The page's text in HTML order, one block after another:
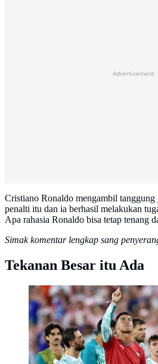
Advertisement
Cristiano Ronaldo mengambil
penalti itu dan ia berhasil melakukan
Apa rahasia Ronaldo bisa tetap tenang
Simak komentar lengkap sang
Tekanan Besar itu Ada
Cristiano Ronaldo #7 dari
kaos untuk memperingati
Diogo Jota, setelah kemenangan
pertandingan babak 32 besar
Portugal dan Kroasia di Stadion
2026 di Toronto, Ontario. (Buda
melalui AFP)